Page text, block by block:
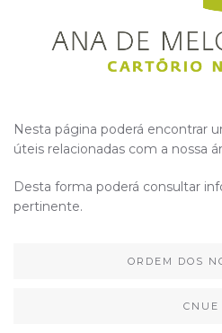
Nesta página poderá encontrar
úteis relacionadas com a nossa
Desta forma poderá consultar
pertinente.
ORDEM DOS
CNUE